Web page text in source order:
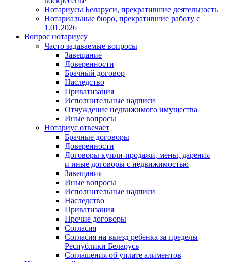
Нотариусы Беларуси, прекратившие деятельность
Нотариальные бюро, прекратившие работу с
1.01.2026
Вопрос нотариусу
Часто задаваемые вопросы
Завещание
Доверенности
Брачный договор
Наследство
Приватизация
Исполнительные надписи
Отчуждение недвижимого имущества
Иные вопросы
Нотариус отвечает
Брачные договоры
Доверенности
Договоры купли-продажи, мены, дарения
и иные договоры с недвижимостью
Завещания
Иные вопросы
Исполнительные надписи
Наследство
Приватизация
Прочие договоры
Согласия
Согласия на выезд ребенка за пределы
Республики Беларусь
Соглашения об уплате алиментов